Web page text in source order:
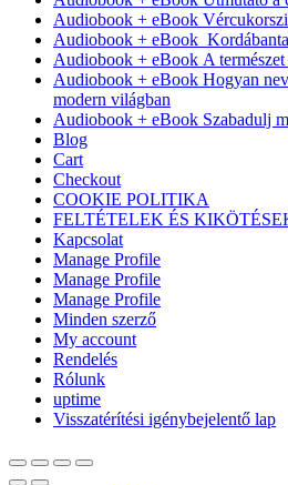
Audiobook + eBook
Audiobook + eBook
Audiobook + eBook A
Audiobook + eBook Hogyan
modern világban
Audiobook + eBook Szabadulj
Blog
Cart
Checkout
COOKIE POLITIKA
FELTÉTELEK ÉS
Kapcsolat
Manage Profile
Manage Profile
Manage Profile
Minden szerző
My account
Rendelés
Rólunk
uptime
Visszatérítési igénybejelentő lap